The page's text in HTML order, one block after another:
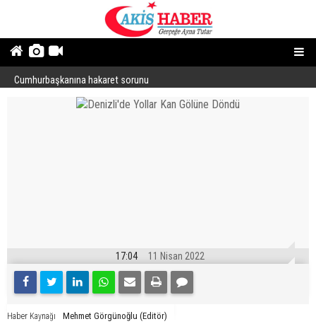
Cumhurbaşkanına hakaret sorunu
17:04 11 Nisan 2022
Haber Kaynağı Mehmet Görgünoğlu (Editör)